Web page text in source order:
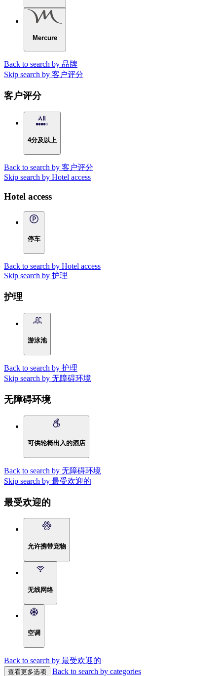
Mercure
Back to search by 品牌
Skip search by 客户评分
客户评分
4分及以上
Back to search by 客户评分
Skip search by Hotel access
Hotel access
停车
Back to search by Hotel access
Skip search by 护理
护理
游泳池
Back to search by 护理
Skip search by 无障碍环境
无障碍环境
可供轮椅出入的酒店
Back to search by 无障碍环境
Skip search by 最受欢迎的
最受欢迎的
允许携带宠物
无线网络
空调
Back to search by 最受欢迎的
查看更多选项 Back to search by categories